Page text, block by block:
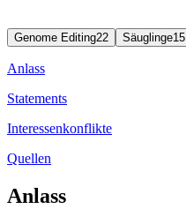
Genome Editing22 Säuglinge15
Anlass
Statements
Interessenkonflikte
Quellen
Anlass